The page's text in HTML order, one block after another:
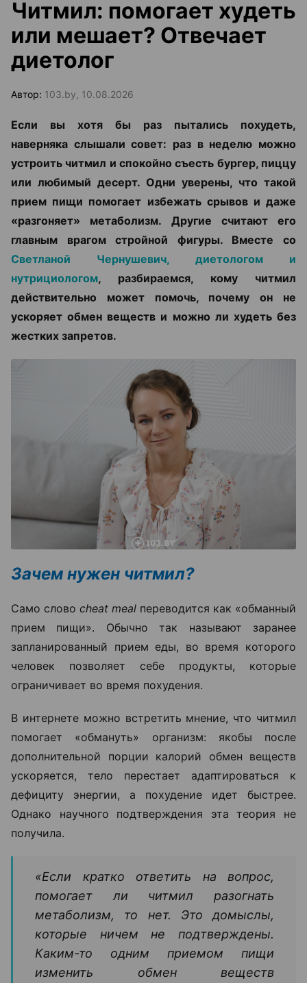
Читмил: помогает худеть
или мешает? Отвечает
диетолог
Автор: 103.by, 10.08.2026
Если вы хотя бы раз пытались похудеть,
наверняка слышали совет: раз в неделю можно
устроить читмил и спокойно съесть бургер, пиццу
или любимый десерт. Одни уверены, что такой
прием пищи помогает избежать срывов и даже
«разгоняет» метаболизм. Другие считают его
главным врагом стройной фигуры. Вместе со
Светланой Чернушевич, диетологом и
нутрициологом, разбираемся, кому читмил
действительно может помочь, почему он не
ускоряет обмен веществ и можно ли худеть без
жестких запретов.
Зачем нужен читмил?
Само слово cheat meal переводится как «обманный
прием пищи». Обычно так называют заранее
запланированный прием еды, во время которого
человек позволяет себе продукты, которые
ограничивает во время похудения.
В интернете можно встретить мнение, что читмил
помогает «обмануть» организм: якобы после
дополнительной порции калорий обмен веществ
ускоряется, тело перестает адаптироваться к
дефициту энергии, а похудение идет быстрее.
Однако научного подтверждения эта теория не
получила.
«Если кратко ответить на вопрос,
помогает ли читмил разогнать
метаболизм, то нет. Это домыслы,
которые ничем не подтверждены.
Каким-то одним приемом пищи
изменить обмен веществ